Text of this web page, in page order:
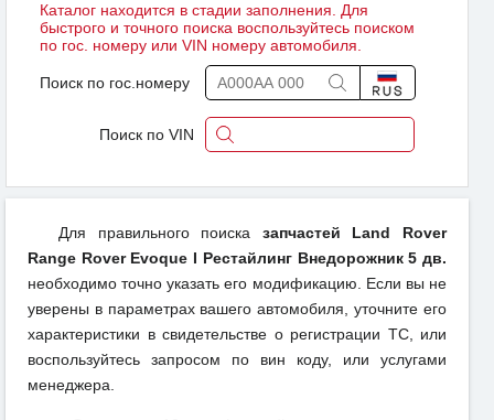
Каталог находится в стадии заполнения. Для
быстрого и точного поиска воспользуйтесь поиском
по гос. номеру или VIN номеру автомобиля.
Поиск по гос.номеру
Поиск по VIN
Для правильного поиска запчастей Land Rover
Range Rover Evoque I Рестайлинг Внедорожник 5 дв.
необходимо точно указать его модификацию. Если вы не
уверены в параметрах вашего автомобиля, уточните его
характеристики в свидетельстве о регистрации ТС, или
воспользуйтесь запросом по вин коду, или услугами
менеджера.